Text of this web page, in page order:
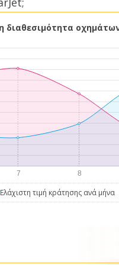
διαθεσιμότητα
Ελάχιστη τιμή κράτησης ανά μήνα